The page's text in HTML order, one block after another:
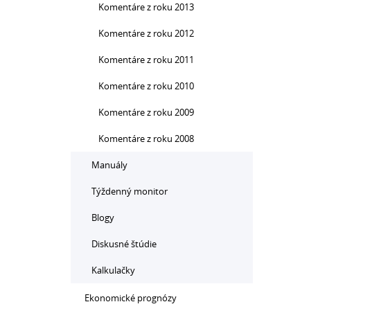
Komentáre z roku 2013
Komentáre z roku 2012
Komentáre z roku 2011
Komentáre z roku 2010
Komentáre z roku 2009
Komentáre z roku 2008
Manuály
Týždenný monitor
Blogy
Diskusné štúdie
Kalkulačky
Ekonomické prognózy